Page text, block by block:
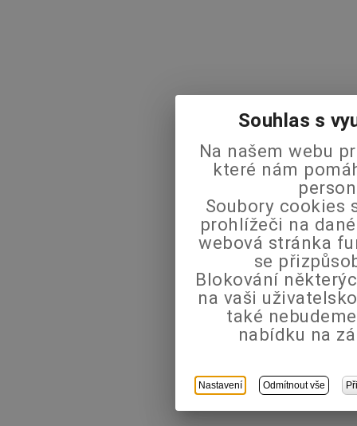
Souhlas s
Na našem webu
které nám
Soubory cookies
prohlížeči na
webová stránka
se
Blokování
na vaši
také
nabídku na
Nastavení Odmítnout vše